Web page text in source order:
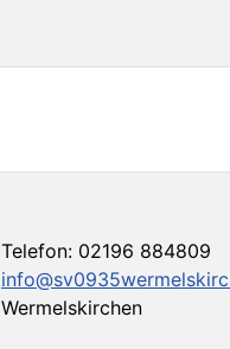
Telefon: 02196 884809
Wermelskirchen